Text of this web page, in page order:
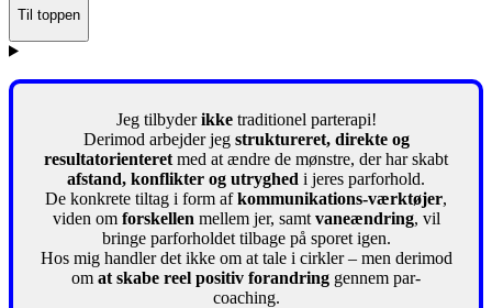
Til toppen
Jeg tilbyderikke traditionel parterapi!
Derimod arbejder jeg struktureret, direkte og
resultatorienteret med at ændre de mønstre, der har skabt
afstand, konflikter og utryghed i jeres parforhold.
De konkrete tiltag i form afkommunikations-værktøjer,
viden om forskellen mellem jer, samt vaneændring, vil
bringe parforholdet tilbage på sporet igen.
Hos mig handler det ikke om at tale i cirkler – men derimod
om at skabe reel positiv forandring gennem par-
coaching.